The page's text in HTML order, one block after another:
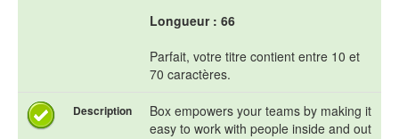
Longueur : 66
Parfait, votre titre contient entre 10 et
70 caractères.
Description
Box empowers your teams by making it
easy to work with people inside and out